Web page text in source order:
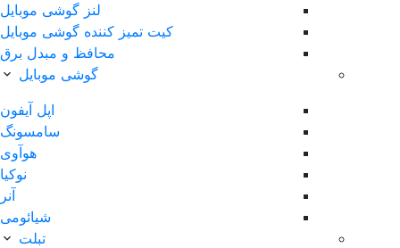
لنز گوشی موبایل
کیت تمیز کننده گوشی موبایل
محافظ و مبدل برق
گوشی موبایل
اپل آیفون
سامسونگ
هوآوی
نوکیا
آنر
شیائومی
تبلت